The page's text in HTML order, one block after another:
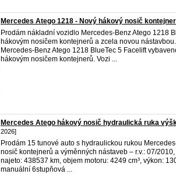
Mercedes Atego 1218 - Nový hákový nosič
Prodám nákladní vozidlo Mercedes-Benz Atego 1218
hákovým nosičem kontejnerů a zcela novou
Mercedes-Benz Atego 1218 BlueTec 5 Facelift
hákovým nosičem kontejnerů. Vozi ...
Mercedes Atego hákový nosič hydraulická ruka
2026]
Prodám 15 tunové auto s hydraulickou rukou
nosič kontejnerů a výměnných nástaveb – r.v.: 07/
najeto: 438537 km, objem motoru: 4249 cm³, výkon:
manuální 6stupňová ...